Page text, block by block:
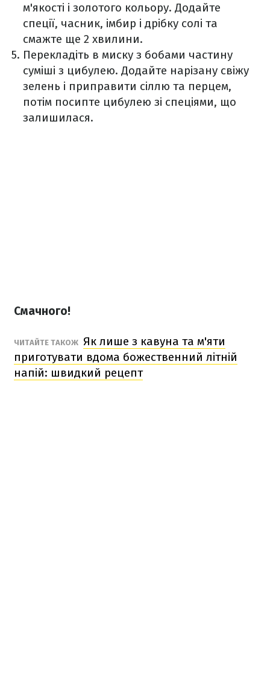
м'якості і золотого кольору. Додайте
спеції, часник, імбир і дрібку солі та
смажте ще 2 хвилини.
Перекладіть в миску з бобами частину
суміші з цибулею. Додайте нарізану свіжу
зелень і приправити сіллю та перцем,
потім посипте цибулею зі спеціями, що
залишилася.
Смачного!
ЧИТАЙТЕ ТАКОЖ Як лише з кавуна та м'яти
приготувати вдома божественний літній
напій: швидкий рецепт